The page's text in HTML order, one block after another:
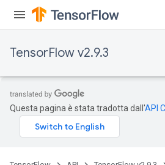
TensorFlow v2.9.3
Questa pagina è stata tradotta dall'API